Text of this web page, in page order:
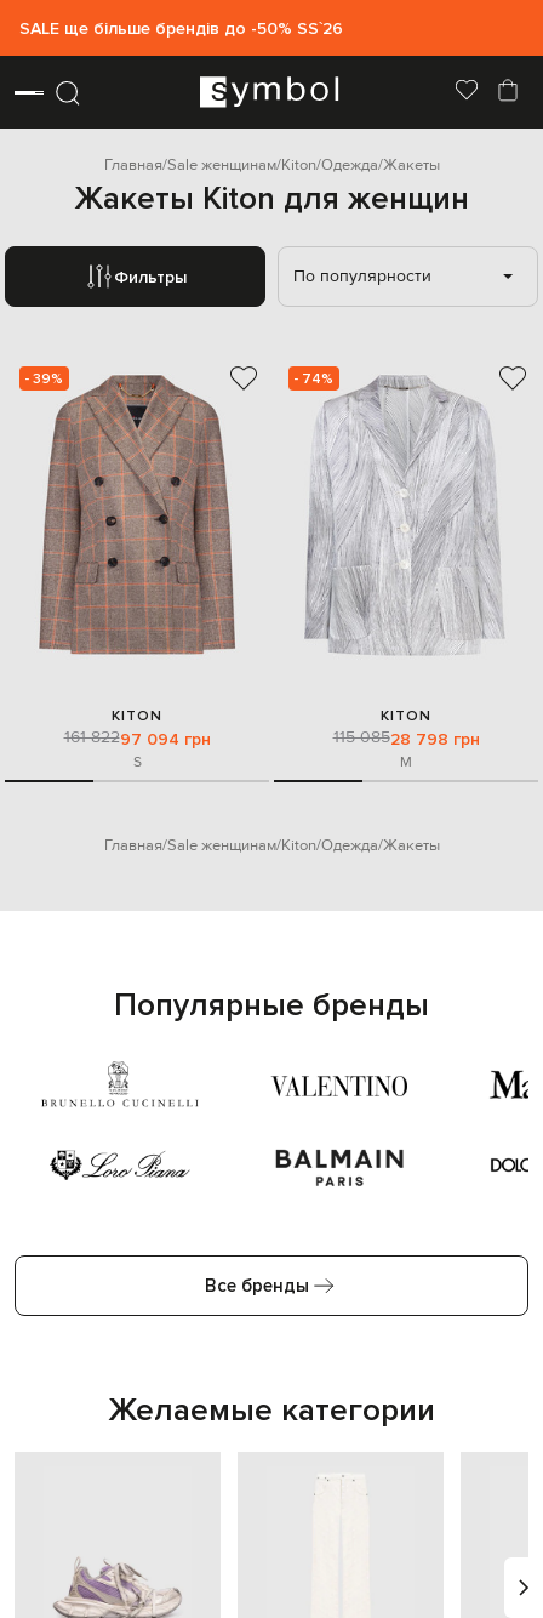
SALE ще більше брендів до -50% SS`26
Главная Sale женщинам Kiton Одежда Жакеты
Жакеты Kiton для женщин
Фильтры По популярности
- 39%
KITON
161 82297 094 грн
S
- 74%
KITON
115 08528 798 грн
M
Главная Sale женщинам Kiton Одежда Жакеты
Популярные бренды
Все бренды
Желаемые категории